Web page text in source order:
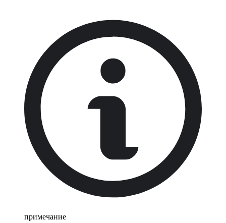
примечание